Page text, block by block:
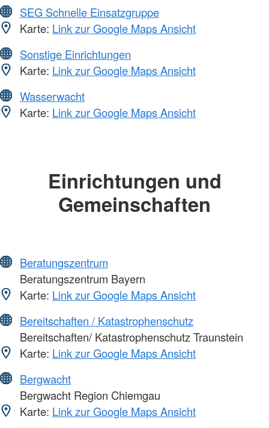
SEG Schnelle Einsatzgruppe
Karte: Link zur Google Maps Ansicht
Sonstige Einrichtungen
Karte: Link zur Google Maps Ansicht
Wasserwacht
Karte: Link zur Google Maps Ansicht
Einrichtungen und
Gemeinschaften
Beratungszentrum
Beratungszentrum Bayern
Karte: Link zur Google Maps Ansicht
Bereitschaften / Katastrophenschutz
Bereitschaften/ Katastrophenschutz Traunstein
Karte: Link zur Google Maps Ansicht
Bergwacht
Bergwacht Region Chiemgau
Karte: Link zur Google Maps Ansicht